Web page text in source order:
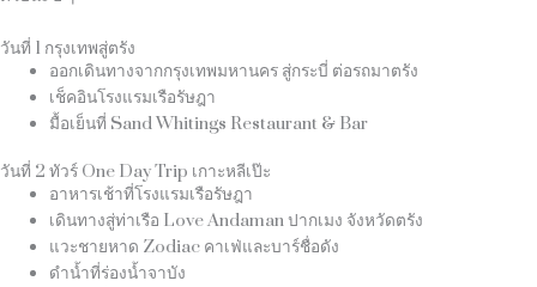
วันที่ 1 กรุงเทพสู่ตรัง
ออกเดินทางจากกรุงเทพมหานคร สู่กระบี่ ต่อรถมาตรัง
เช็คอินโรงแรมเรือรัษฎา
มื้อเย็นที่ Sand Whitings Restaurant & Bar
วันที่ 2 ทัวร์ One Day Trip เกาะหลีเป๊ะ
อาหารเช้าที่โรงแรมเรือรัษฎา
เดินทางสู่ท่าเรือ Love Andamanปากเมง จังหวัดตรัง
แวะชายหาด Zodiac คาเฟ่และบาร์ชื่อดัง
ดำน้ำที่ร่องน้ำจาบัง